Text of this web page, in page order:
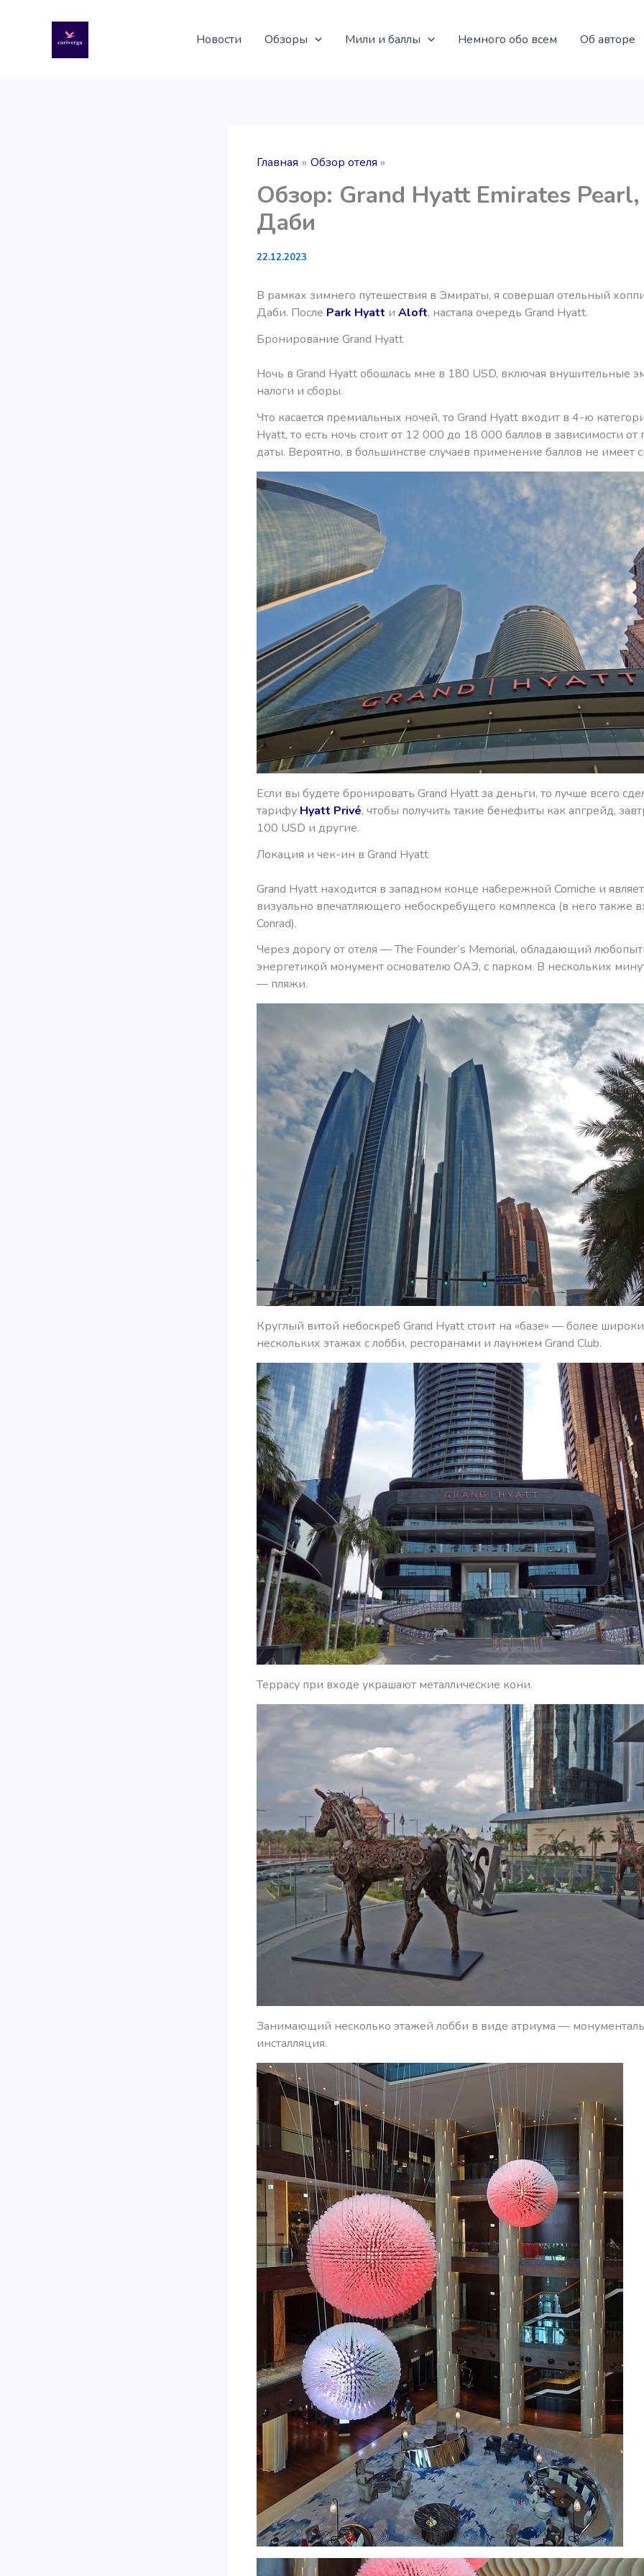
содержимому
Новости Обзоры Мили и баллы Немного обо всем Об авторе
Главная Обзор отеля
Обзор: Grand Hyatt Emirates
Даби
22.12.2023
В рамках зимнего путешествия в Эмираты, я совершал отельный
Даби. После Park Hyatt и Aloft, настала очередь Grand Hyatt.
Бронирование Grand Hyatt
Ночь в Grand Hyatt обошлась мне в 180 USD, включая внушительные
налоги и сборы.
Что касается премиальных ночей, то Grand Hyatt входит в 4-ю
Hyatt, то есть ночь стоит от 12 000 до 18 000 баллов в зависимости от
даты. Вероятно, в большинстве случаев применение баллов не имеет
Если вы будете бронировать Grand Hyatt за деньги, то лучше всего
тарифу Hyatt Privé, чтобы получить такие бенефиты как апгрейд,
100 USD и другие.
Локация и чек-ин в Grand Hyatt
Grand Hyatt находится в западном конце набережной Corniche и
визуально впечатляющего небоскребущего комплекса (в него также
Conrad).
Через дорогу от отеля — The Founder’s Memorial, обладающий
энергетикой монумент основателю ОАЭ, с парком. В нескольких
— пляжи.
Круглый витой небоскреб Grand Hyatt стоит на «базе» — более
нескольких этажах с лобби, ресторанами и лаунжем Grand Club.
Террасу при входе украшают металлические кони.
Занимающий несколько этажей лобби в виде атриума —
инсталляция.